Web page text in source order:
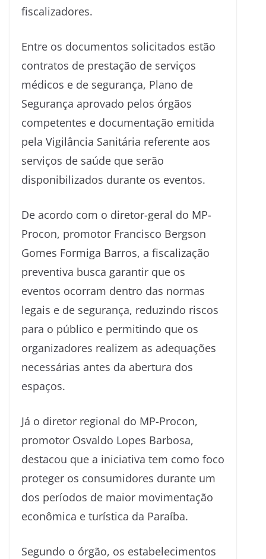
fiscalizadores.
Entre os documentos solicitados estão
contratos de prestação de serviços
médicos e de segurança, Plano de
Segurança aprovado pelos órgãos
competentes e documentação emitida
pela Vigilância Sanitária referente aos
serviços de saúde que serão
disponibilizados durante os eventos.
De acordo com o diretor-geral do MP-
Procon, promotor Francisco Bergson
Gomes Formiga Barros, a fiscalização
preventiva busca garantir que os
eventos ocorram dentro das normas
legais e de segurança, reduzindo riscos
para o público e permitindo que os
organizadores realizem as adequações
necessárias antes da abertura dos
espaços.
Já o diretor regional do MP-Procon,
promotor Osvaldo Lopes Barbosa,
destacou que a iniciativa tem como foco
proteger os consumidores durante um
dos períodos de maior movimentação
econômica e turística da Paraíba.
Segundo o órgão, os estabelecimentos